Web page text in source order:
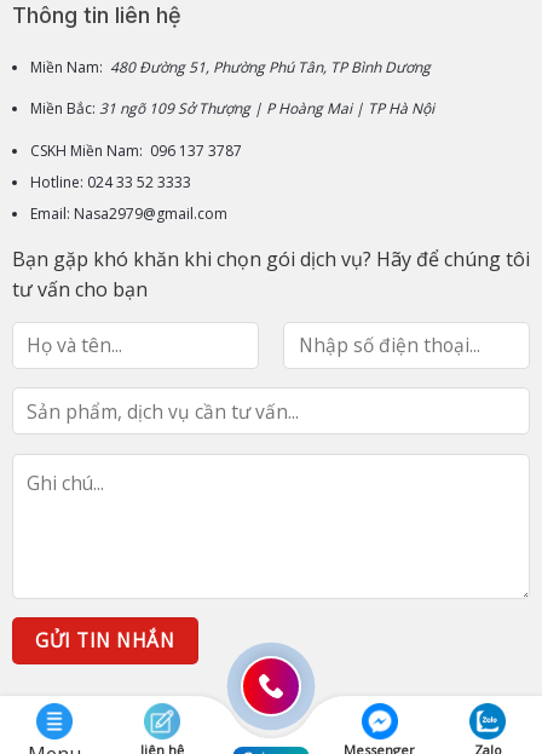
Thông tin liên hệ
Miền Nam: 480 Đường 51, Phường Phú Tân, TP Bình Dương
Miền Bắc: 31 ngõ 109 Sở Thượng | P Hoàng Mai | TP Hà Nội
CSKH Miền Nam: 096 137 3787
Hotline: 024 33 52 3333
Email: Nasa2979@gmail.com
Bạn gặp khó khăn khi chọn gói dịch vụ? Hãy để chúng tôi
tư vấn cho bạn
liên hệ Messenger Zalo